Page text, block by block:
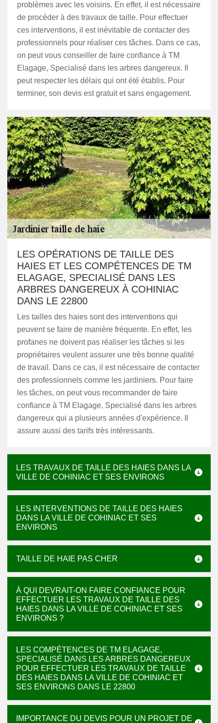
problèmes avec les voisins. En effet, il est nécessaire
de procéder à des travaux de taille. Pour effectuer
ces interventions, il est inévitable de contacter des
professionnels pour réaliser ces tâches. Dans ce cas,
on peut vous conseiller de faire confiance à TM
Elagage, Specialisé dans les arbres dangereux. Il
peut respecter les délais qui ont été établis. Pour
terminer, son devis est gratuit et sans engagement.
LES OPÉRATIONS DE TAILLE DES
HAIES ET LES COMPÉTENCES DE TM
ELAGAGE, SPECIALISÉ DANS LES
ARBRES DANGEREUX À COHINIAC
DANS LE 22800
Les tailles des haies sont des interventions qui
peuvent se faire de manière fréquente. En effet, les
profanes ne doivent pas réaliser les tâches si les
propriétaires veulent assurer une très bonne qualité
de travail. Dans ce cas, il est nécessaire de contacter
des professionnels comme les jardiniers. Pour faire
les tâches, on peut vous recommander de faire
confiance à TM Elagage, Specialisé dans les arbres
dangereux qui a plusieurs années d'expérience. Il
assure aussi des tarifs très intéressants.
LES TRAVAUX DE TAILLE DES HAIES DANS LA
VILLE DE COHINIAC ET SES ENVIRONS
LES INTERVENTIONS DE TAILLE DES HAIES
DANS LA VILLE DE COHINIAC ET SES
ENVIRONS
TAILLE DE HAIE PAS CHER
À QUI DEVRAIT-ON FAIRE CONFIANCE POUR
EFFECTUER LES TRAVAUX DE TAILLE DES
HAIES DANS LA VILLE DE COHINIAC ET SES
ENVIRONS ?
LES COMPÉTENCES DE TM ELAGAGE,
SPECIALISÉ DANS LES ARBRES DANGEREUX
POUR EFFECTUER LES TRAVAUX DE TAILLE
DES HAIES DANS LA VILLE DE COHINIAC ET
SES ENVIRONS DANS LE 22800
IMPORTANCE DU DEVIS POUR UN PROJET DE